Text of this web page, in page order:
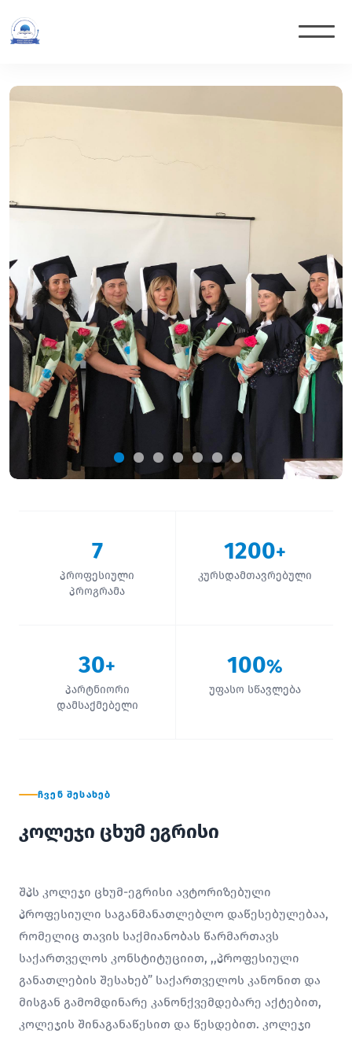
7
პროფესიული
პროგრამა
1200+
კურსდამთავრებული
30+
პარტნიორი
დამსაქმებელი
100%
უფასო სწავლება
ᲩᲕᲔᲜ ᲨᲔᲡᲐᲮᲔᲑ
კოლეჯი ცხუმ ეგრისი
შპს კოლეჯი ცხუმ-ეგრისი ავტორიზებული
პროფესიული საგანმანათლებლო დაწესებულებაა,
რომელიც თავის საქმიანობას წარმართავს
საქართველოს კონსტიტუციით, ,,პროფესიული
განათლების შესახებ” საქართველოს კანონით და
მისგან გამომდინარე კანონქვემდებარე აქტებით,
კოლეჯის შინაგანაწესით და წესდებით. კოლეჯი